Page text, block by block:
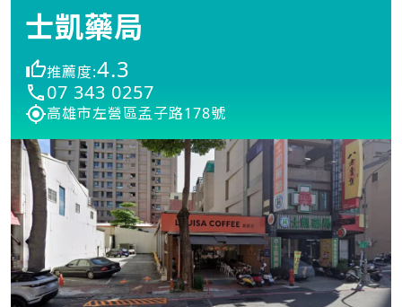
士凱藥局
推薦度:4.3
07 343 0257
高雄市左營區孟子路178號